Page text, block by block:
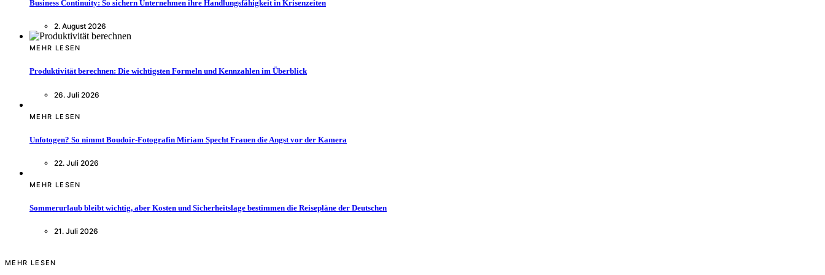
Business Continuity: So sichern Unternehmen ihre Handlungsfähigkeit in Krisenzeiten
2. August 2026
MEHR LESEN
Produktivität berechnen: Die wichtigsten Formeln und Kennzahlen im Überblick
26. Juli 2026
MEHR LESEN
Unfotogen? So nimmt Boudoir-Fotografin Miriam Specht Frauen die Angst vor der Kamera
22. Juli 2026
MEHR LESEN
Sommerurlaub bleibt wichtig, aber Kosten und Sicherheitslage bestimmen die Reisepläne der Deutschen
21. Juli 2026
MEHR LESEN